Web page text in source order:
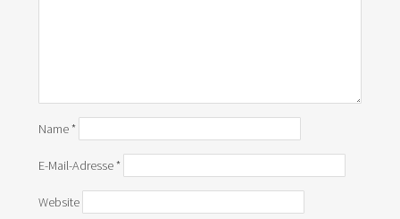
Name*
E-Mail-Adresse*
Website